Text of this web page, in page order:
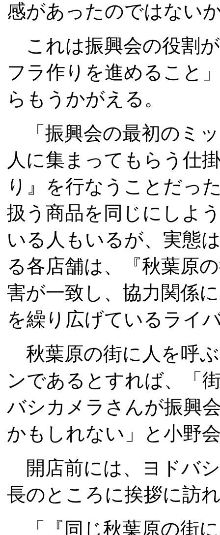
感があったのではない
これは振興会の役割
フラ作りを進めること
らもうかがえる。
「振興会の最初のミ
人に集まってもらう仕
り』を行なうことだっ
扱う商品を同じにしよ
いる人もいるが、実態
る各店舗は、『秋葉原
害が一致し、協力関係
を繰り広げているライ
秋葉原の街に人を呼
ンであるとすれば、「
バシカメラさんが振興
かもしれない」と小野
開店前には、ヨドバ
長のところに挨拶に訪
「『同じ秋葉原の街